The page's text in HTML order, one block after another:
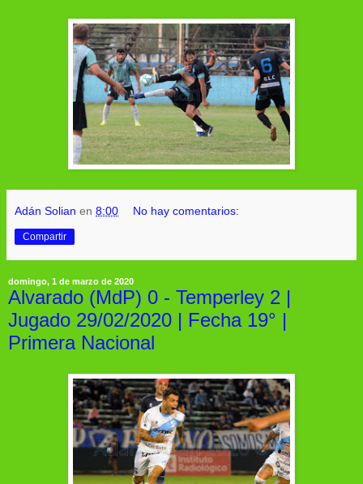
Adán Solian en 8:00 No hay comentarios:
Compartir
domingo, 1 de marzo de 2020
Alvarado (MdP) 0 - Temperley 2 |
Jugado 29/02/2020 | Fecha 19° |
Primera Nacional